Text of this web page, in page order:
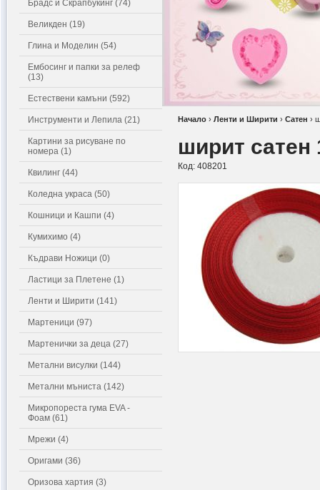
Брадс и Скрапбукинг (74)
Великден (19)
Глина и Моделин (54)
Ембосинг и папки за релеф
(13)
Естествени камъни (592)
Инструменти и Лепила (21)
Картини за рисуване по
номера (1)
Квилинг (44)
Коледна украса (50)
Кошници и Кашпи (4)
Кумихимо (4)
Къдрави Ножици (0)
Ластици за Плетене (1)
Ленти и Ширити (141)
Мартеници (97)
Мартенички за деца (27)
Метални висулки (144)
Метални мъниста (142)
Микропореста гума EVA -
Фоам (61)
Мрежи (4)
Оригами (36)
Оризова хартия (3)
Начало › Ленти и Ширити › Сатен ›
ширит сатен
Код: 408201